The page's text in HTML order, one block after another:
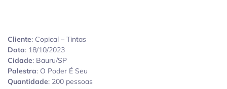
Cliente: Copical – Tintas
Data: 18/10/2023
Cidade: Bauru/SP
Palestra: O Poder É Seu
Quantidade: 200 pessoas